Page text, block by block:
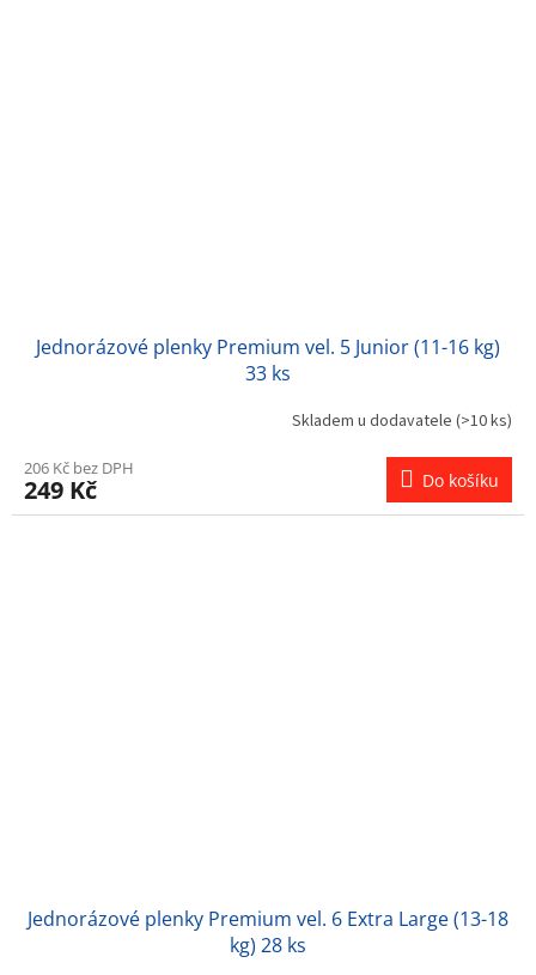
Jednorázové plenky Premium vel. 5 Junior (11-16 kg)
33 ks
Skladem u dodavatele (>10 ks)
206 Kč bez DPH
249 Kč Do košíku
Jednorázové plenky Premium vel. 6 Extra Large (13-18
kg) 28 ks